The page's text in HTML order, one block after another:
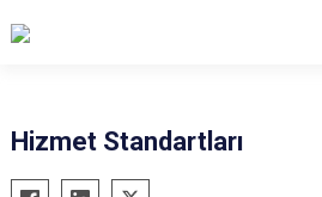
Hizmet Standartları